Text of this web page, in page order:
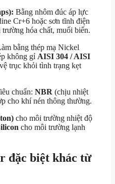
Bằng nhôm đúc áp lực
Cr+6 hoặc sơn tĩnh điện
hóa chất, muối biển.
bằng thép mạ Nickel
không gỉ AISI 304 / AISI
trục khỏi tình trạng kẹt
chuẩn: NBR (chịu nhiệt
cho khí nén thông thường.
cho môi trường nhiệt độ
cho môi trường lạnh
đặc biệt khác từ